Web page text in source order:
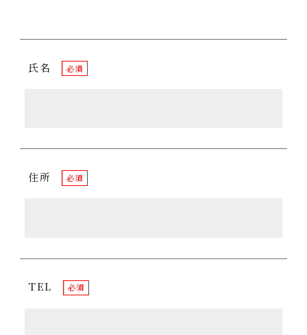
氏名 必須
住所 必須
TEL 必須